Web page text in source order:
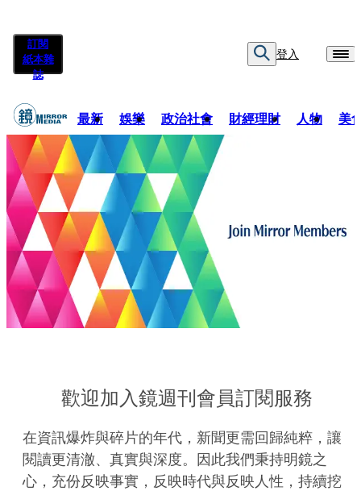
訂閱
紙本雜
誌
登入
最新 娛樂 政治社會 財經理財 人物 美
歡迎加入鏡週刊會員訂閱服務
在資訊爆炸與碎片的年代，新聞更需回歸純粹，讓
閱讀更清澈、真實與深度。因此我們秉持明鏡之
心，充份反映事實，反映時代與反映人性，持續挖